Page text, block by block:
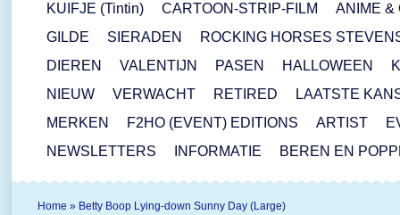
KUIFJE (Tintin)
CARTOON-STRIP-FILM
ANIME &
GILDE
SIERADEN
ROCKING HORSES
DIEREN
VALENTIJN PASEN HALLOWEEN
NIEUW
VERWACHT RETIRED
LAATSTE
MERKEN
F2HO (EVENT) EDITIONS ARTIST
NEWSLETTERS
INFORMATIE BEREN EN
Home » Betty Boop Lying-down Sunny Day (Large)